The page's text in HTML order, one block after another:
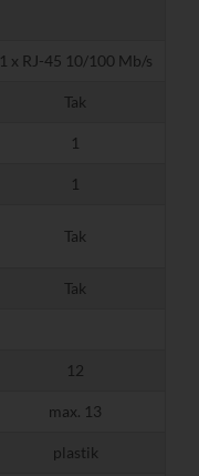
1 x RJ-45 10/100 Mb/s
Tak
1
1
Tak
Tak
12
max. 13
plastik